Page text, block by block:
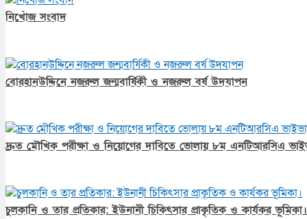
নিখোঁজ সংবাদ
বোরহানউদ্দিনে নজরুল জন্মবার্ষিকী ও নজরুল বর্ষ উদযাপন
দ্রুত মৌখিক পরীক্ষা ও নিয়োগের দাবিতে ভোলায় ৮ম এনটিআরসিএ ভাইভা
চুলকানি ও তার প্রতিকার: ইউনানী চিকিৎসার প্রাকৃতিক ও কার্যকর ভূমিকা।